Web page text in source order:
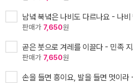
남녘 북녘은 나비도 다르나요 - 나비
판매가 7,650원
곧은 붓으로 겨레를 이끌다 - 민족
판매가 7,650원
손을 들면 흥이요, 발을 들면 멋이라